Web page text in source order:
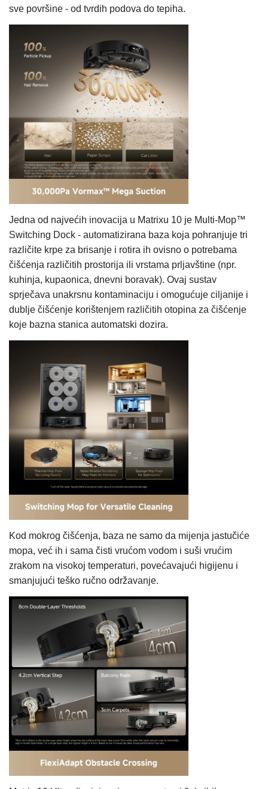
sve površine - od tvrdih podova do tepiha.
Jedna od najvećih inovacija u Matrixu 10 je Multi-Mop™
Switching Dock - automatizirana baza koja pohranjuje tri
različite krpe za brisanje i rotira ih ovisno o potrebama
čišćenja različitih prostorija ili vrstama prljavštine (npr.
kuhinja, kupaonica, dnevni boravak). Ovaj sustav
sprječava unakrsnu kontaminaciju i omogućuje ciljanije i
dublje čišćenje korištenjem različitih otopina za čišćenje
koje bazna stanica automatski dozira.
Kod mokrog čišćenja, baza ne samo da mijenja jastučiće
mopa, već ih i sama čisti vrućom vodom i suši vrućim
zrakom na visokoj temperaturi, povećavajući higijenu i
smanjujući teško ručno održavanje.